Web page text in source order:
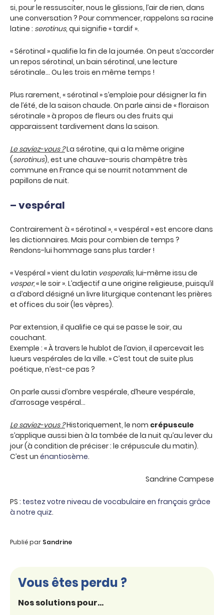
si, pour le ressusciter, nous le glissions, l’air de rien, dans
une conversation ? Pour commencer, rappelons sa racine
latine : serotinus, qui signifie « tardif ».
« Sérotinal » qualifie la fin de la journée. On peut s’accorder
un repos sérotinal, un bain sérotinal, une lecture
sérotinale… Ou les trois en même temps !
Plus rarement, « sérotinal » s’emploie pour désigner la fin
de l’été, de la saison chaude. On parle ainsi de « floraison
sérotinale » à propos de fleurs ou des fruits qui
apparaissent tardivement dans la saison.
Le saviez-vous ?La sérotine, qui a la même origine
(serotinus), est une chauve-souris champêtre très
commune en France qui se nourrit notamment de
papillons de nuit.
– vespéral
Contrairement à « sérotinal », « vespéral » est encore dans
les dictionnaires. Mais pour combien de temps ?
Rendons-lui hommage sans plus tarder !
« Vespéral » vient du latin vesperalis, lui-même issu de
vesper,« le soir ». L’adjectif a une origine religieuse, puisqu’il
a d’abord désigné un livre liturgique contenant les prières
et offices du soir (les vêpres).
Par extension, il qualifie ce qui se passe le soir, au
couchant.
Exemple : « À travers le hublot de l’avion, il apercevait les
lueurs vespérales de la ville. » C’est tout de suite plus
poétique, n’est-ce pas ?
On parle aussi d’ombre vespérale, d’heure vespérale,
d’arrosage vespéral…
Le saviez-vous ?Historiquement, le nom crépuscule
s’applique aussi bien à la tombée de la nuit qu’au lever du
jour (à condition de préciser : le crépuscule du matin).
C’est un énantiosème.
Sandrine Campese
PS : testez votre niveau de vocabulaire en français grâce
à notre quiz.
Publié par Sandrine
Vous êtes perdu ?
Nos solutions pour...